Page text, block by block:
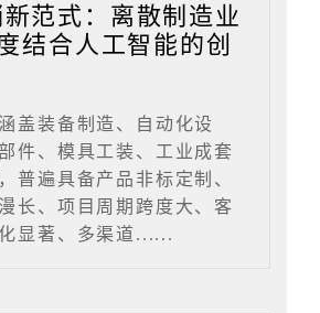
范式：离散制造业
结合人工智能的创
盖装备制造、自动化设
件、模具工装、工业成套
普遍具备产品非标定制、
长、项目周期跨度大、客
显著、多渠道......